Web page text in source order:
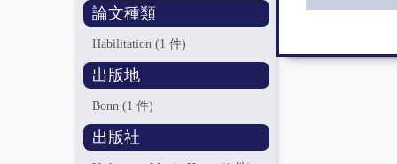
論文種類
Habilitation(1 件)
出版地
Bonn(1 件)
出版社